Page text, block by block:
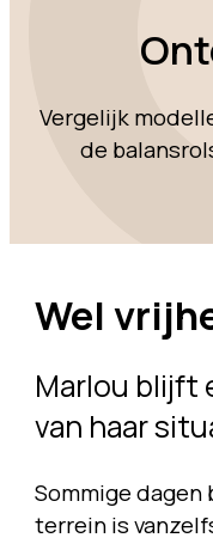
Vergelijk
de
Wel
Marlou blijft
van haar
Sommige dagen
terrein is